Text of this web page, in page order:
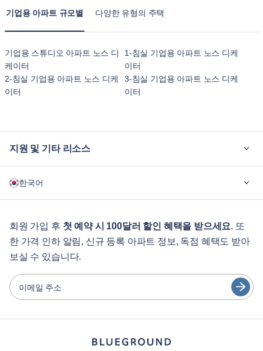
기업용 아파트 규모별 다양한 유형의 주택
기업용 스튜디오 아파트 노스 디
케이터
1-침실 기업용 아파트 노스 디케
이터
2-침실 기업용 아파트 노스 디케
이터
3-침실 기업용 아파트 노스 디케
이터
지원 및 기타 리소스
기업용
게스트 서비스
도시 가이드
파트너
가구 렌탈 사업자
한국어
English
Português
Español
회원 가입 후 첫 예약 시 100달러 할인 혜택을 받으세요. 또
한 가격 인하 알림, 신규 등록 아파트 정보, 독점 혜택도 받아
보실 수 있습니다.
이메일 주소